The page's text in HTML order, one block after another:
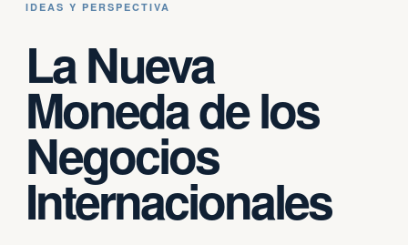
IDEAS Y PERSPECTIVA
La Nueva
Moneda de los
Negocios
Internacionales